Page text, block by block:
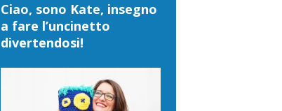
Ciao, sono Kate, insegno
a fare l’uncinetto
divertendosi!